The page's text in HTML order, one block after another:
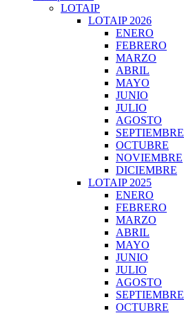
LOTAIP
LOTAIP 2026
ENERO
FEBRERO
MARZO
ABRIL
MAYO
JUNIO
JULIO
AGOSTO
SEPTIEMBRE
OCTUBRE
NOVIEMBRE
DICIEMBRE
LOTAIP 2025
ENERO
FEBRERO
MARZO
ABRIL
MAYO
JUNIO
JULIO
AGOSTO
SEPTIEMBRE
OCTUBRE